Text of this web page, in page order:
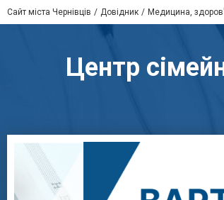
Сайт міста Чернівців Довідник Медицина,
Центр